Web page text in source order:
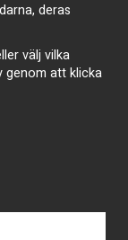
hela deras
välj vilka
genom att klicka